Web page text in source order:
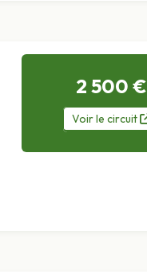
2 500 €
Voirle circuit